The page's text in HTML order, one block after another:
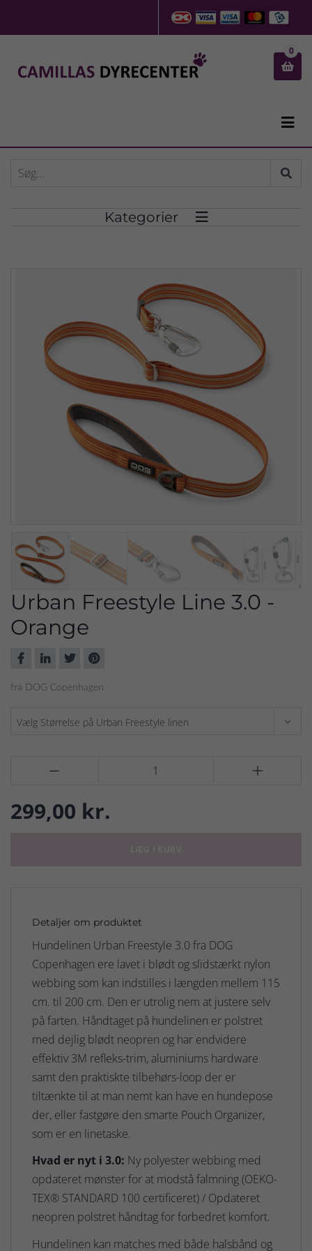

0

Kategorier 
Urban Freestyle Line 3.0 -
Orange
fra DOG Copenhagen
 
299,00 kr.
Detaljer om produktet
Hundelinen Urban Freestyle 3.0 fra DOG
Copenhagen ere lavet i blødt og slidstærkt nylon
webbing som kan indstilles i længden mellem 115
cm. til 200 cm. Den er utrolig nem at justere selv
på farten. Håndtaget på hundelinen er polstret
med dejlig blødt neopren og har endvidere
effektiv 3M refleks-trim, aluminiums hardware
samt den praktiskte tilbehørs-loop der er
tiltænkte til at man nemt kan have en hundepose
der, eller fastgøre den smarte Pouch Organizer,
som er en linetaske.
Hvad er nyt i 3.0: Ny polyester webbing med
opdateret mønster for at modstå falmning (OEKO-
TEX® STANDARD 100 certificeret) / Opdateret
neopren polstret håndtag for forbedret komfort.
Hundelinen kan matches med både halsbånd og